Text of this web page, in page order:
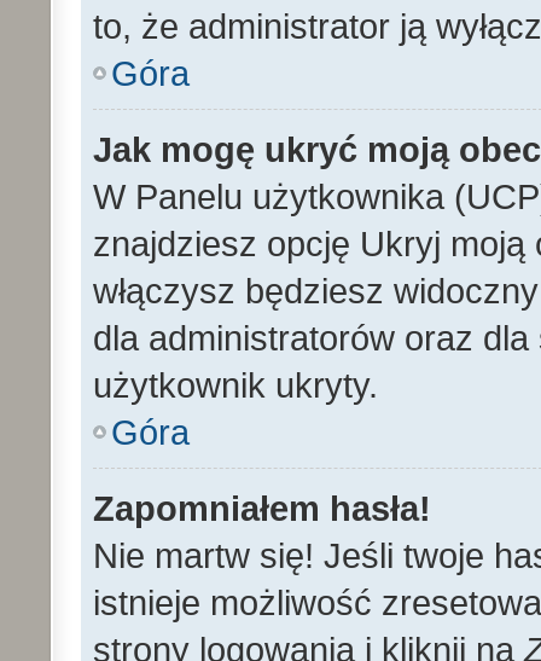
to, że administrator ją
Góra
Jak mogę ukryć moją
W Panelu użytkownika
znajdziesz opcję Ukryj
włączysz będziesz
dla administratorów oraz
użytkownik ukryty.
Góra
Zapomniałem hasła!
Nie martw się! Jeśli twoje
istnieje możliwość
strony logowania i kliknij na